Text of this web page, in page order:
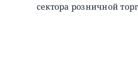
сектора розничной